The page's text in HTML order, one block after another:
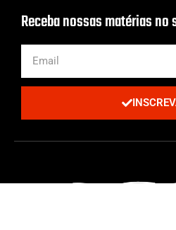
Receba nossas matérias